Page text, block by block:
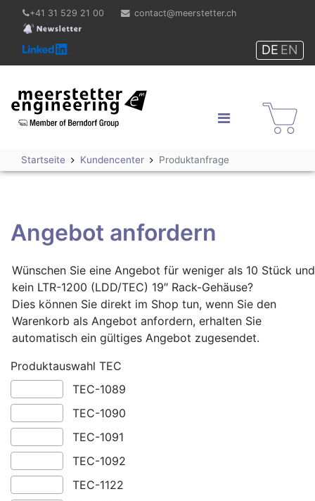
+41 31 529 21 00 contact@meerstetter.ch
DE EN
Meerstetter Engineering
GmbH
Shop
Startseite Kundencenter Produktanfrage
Angebot anfordern
Wünschen Sie eine Angebot für weniger als 10 Stück und
kein LTR-1200 (LDD/TEC) 19″ Rack-Gehäuse?
Dies können Sie direkt im Shop tun, wenn Sie den
Warenkorb als Angebot anfordern, erhalten Sie
automatisch ein gültiges Angebot zugesendet.
Produktauswahl TEC
TEC-1089
TEC-1090
TEC-1091
TEC-1092
TEC-1122